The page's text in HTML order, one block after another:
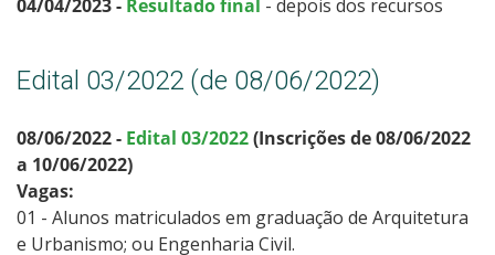
04/04/2023 - Resultado final - depois dos recursos
Edital 03/2022 (de 08/06/2022)
08/06/2022 - Edital 03/2022(Inscrições de 08/06/2022
a 10/06/2022)
Vagas:
01 - Alunos matriculados em graduação de Arquitetura
e Urbanismo; ou Engenharia Civil.